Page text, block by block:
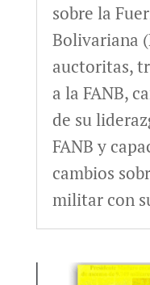
sobre la
Bolivariana
auctoritas,
a la FANB,
de su
FANB y
cambios
militar con